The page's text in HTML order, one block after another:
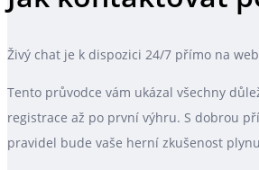
Živý chat je k dispozici 24/7 přímo na
Tento průvodce vám ukázal všechny
registrace až po první výhru. S dobrou
pravidel bude vaše herní zkušenost